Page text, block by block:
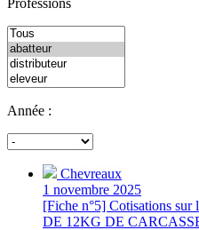
Année :
Chevreaux
1 novembre 2025
[Fiche n°5] Cotisations
DE 12KG DE